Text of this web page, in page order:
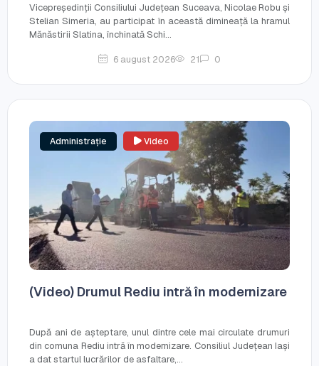
Vicepreședinții Consiliului Județean Suceava, Nicolae Robu și
Stelian Simeria, au participat în această dimineață la hramul
Mănăstirii Slatina, închinată Schi...
6 august 2026 21 0
Administrație Video
(Video) Drumul Rediu intră în modernizare
După ani de așteptare, unul dintre cele mai circulate drumuri
din comuna Rediu intră în modernizare. Consiliul Județean Iași
a dat startul lucrărilor de asfaltare,...